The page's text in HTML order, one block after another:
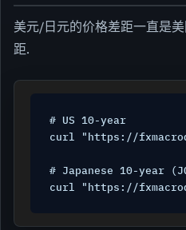
美元/日元的价格差距一直是
距.
# US 10-year
curl "https://
# Japanese 10-year
curl "https://